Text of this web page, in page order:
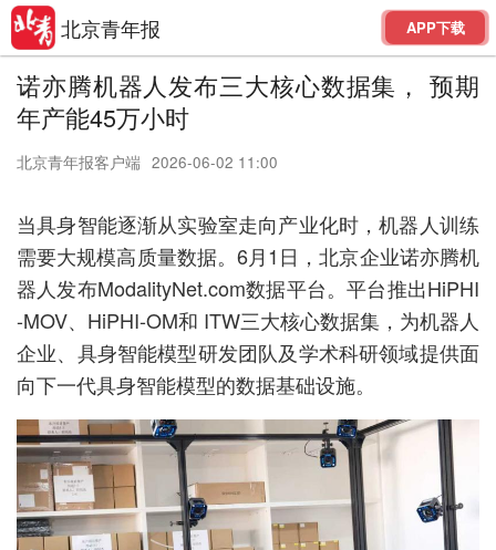
北京青年报 APP下载
诺亦腾机器人发布三大核心数据集， 预期
年产能45万小时
北京青年报客户端 2026-06-02 11:00
当具身智能逐渐从实验室走向产业化时 ，机器人训练
需要大规模高质量数据。6月1日，北京企业诺亦腾机
器人发布ModalityNet.com数据平台。平台推出HiPHI
-MOV、 HiPHI-OM和 ITW三大核心数据集，为机器人
企业、具身智能模型研发团队及学术科研领域提供面
向下一代具身智能模型的数据基础设施。